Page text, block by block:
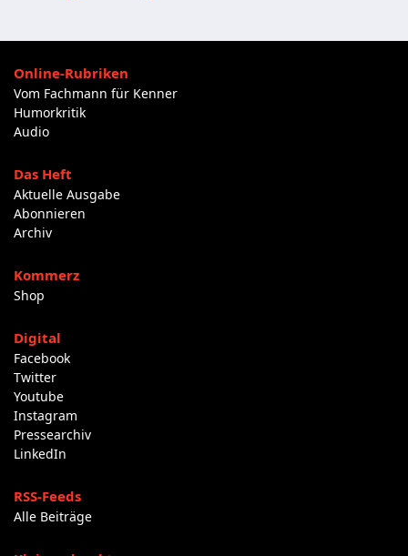
Online-Rubriken
Vom Fachmann für Kenner
Humorkritik
Audio
Das Heft
Aktuelle Ausgabe
Abonnieren
Archiv
Kommerz
Shop
Digital
Facebook
Twitter
Youtube
Instagram
Pressearchiv
LinkedIn
RSS-Feeds
Alle Beiträge